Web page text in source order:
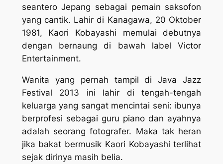
seantero Jepang sebagai pemain saksofon
yang cantik. Lahir di Kanagawa, 20 Oktober
1981, Kaori Kobayashi memulai debutnya
dengan bernaung di bawah label Victor
Entertainment.
Wanita yang pernah tampil di Java Jazz
Festival 2013 ini lahir di tengah-tengah
keluarga yang sangat mencintai seni: ibunya
berprofesi sebagai guru piano dan ayahnya
adalah seorang fotografer. Maka tak heran
jika bakat bermusik Kaori Kobayashi terlihat
sejak dirinya masih belia.